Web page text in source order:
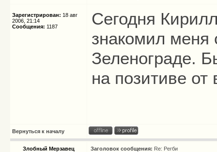
Зарегистрирован: 18 авг
2006, 21:14
Сообщения: 1187
Cегодня
знакомил меня
Зеленограде.
на позитиве от
Вернуться к началу
Злобный Мерзавец Заголовок сообщения: Re: Регби